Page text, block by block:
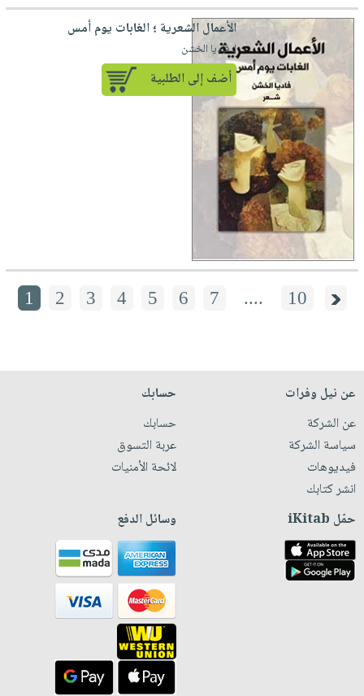
الأعمال الشعرية ؛ الغابات يوم أمس
لـ فاديا الخشن
أضف إلى الطلبية
1 2 3 4 5 6 7 .... 10
عن نيل وفرات
عن الشركة
سياسة الشركة
فيديوهات
انشر كتابك
حسابك
حسابك
عربة التسوق
لائحة الأمنيات
حمّل iKitab وسائل الدفع